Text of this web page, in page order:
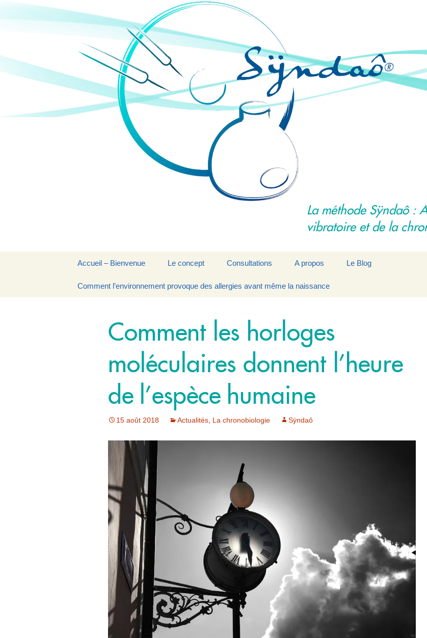
La méthode Sÿndaô :
vibratoire et de la
Accueil – Bienvenue
Fondatrice
Le concept
La Musicothérapie
La Synchronisation par
Consultations
Déroulement d’une
A propos
Contact
Le Blog
Comment l’environnement provoque des allergies avant même la naissance
Comment les horloges
moléculaires donnent l’heure
de l’espèce humaine
15 août 2018 Actualités, La chronobiologie Sÿndaô